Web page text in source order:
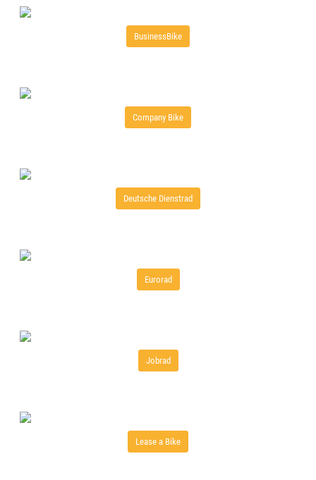
BusinessBike
Company Bike
Deutsche Dienstrad
Eurorad
Jobrad
Lease a Bike